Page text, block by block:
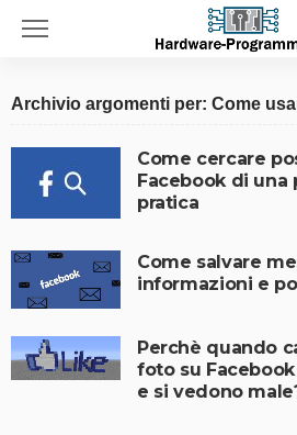
Archivio argomenti per: Come
Come cercare
Facebook di
pratica
Come salvare
informazioni e
Perchè quando
foto su
e si vedono